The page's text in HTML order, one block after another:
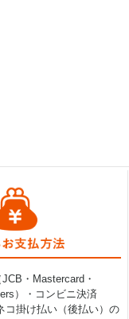
・Mastercard・
）・コンビニ決済
コ掛け払い（後払い）の